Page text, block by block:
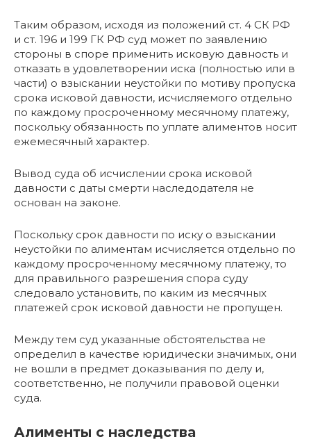
Таким образом, исходя из положений ст. 4 СК РФ
и ст. 196 и 199 ГК РФ суд может по заявлению
стороны в споре применить исковую давность и
отказать в удовлетворении иска (полностью или в
части) о взыскании неустойки по мотиву пропуска
срока исковой давности, исчисляемого отдельно
по каждому просроченному месячному платежу,
поскольку обязанность по уплате алиментов носит
ежемесячный характер.
Вывод суда об исчислении срока исковой
давности с даты смерти наследодателя не
основан на законе.
Поскольку срок давности по иску о взыскании
неустойки по алиментам исчисляется отдельно по
каждому просроченному месячному платежу, то
для правильного разрешения спора суду
следовало установить, по каким из месячных
платежей срок исковой давности не пропущен.
Между тем суд указанные обстоятельства не
определил в качестве юридически значимых, они
не вошли в предмет доказывания по делу и,
соответственно, не получили правовой оценки
суда.
Алименты с наследства